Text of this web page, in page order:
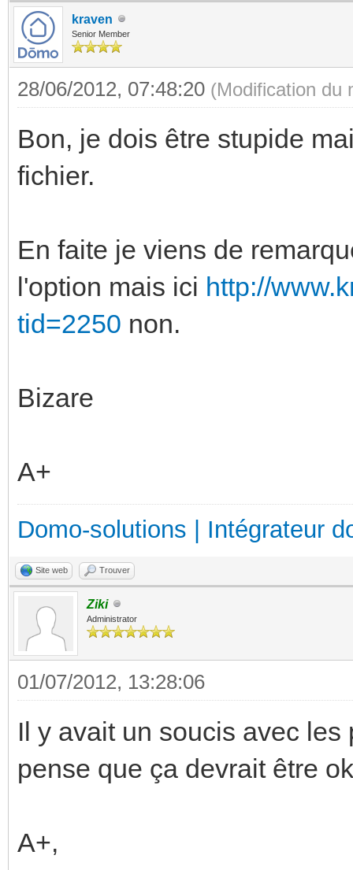
kraven
Senior Member
28/06/2012, 07:48:20 (Modification du
Bon, je dois être stupide
fichier.
En faite je viens de
l'option mais ici http://
tid=2250 non.
Bizare
A+
Domo-solutions | Intégrateur
Site web Trouver
Ziki
Administrator
01/07/2012, 13:28:06
Il y avait un soucis avec
pense que ça devrait être
A+,